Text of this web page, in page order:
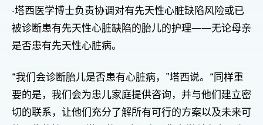
·塔西医学博士负责协调对有先天性心脏缺陷风险或已
被诊断患有先天性心脏缺陷的胎儿的护理——无论母亲
是否患有先天性心脏病。
“我们会诊断胎儿是否患有心脏病，”塔西说。“同样重
要的是，我们会为患儿家庭提供咨询，并与他们建立密
切的联系，让他们充分了解所有可行的方案以及未来可